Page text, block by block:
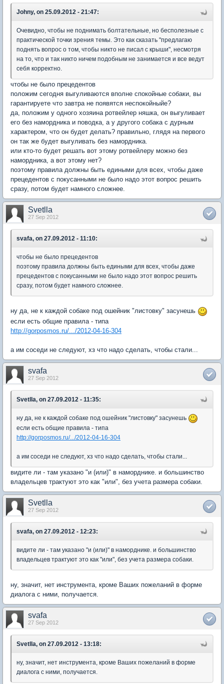
Johny, on 25.09.2012 - 21:47:
Очевидно, чтобы не поднимать болтательные, но бесполезные с
практической точки зрения темы. Это как сказать "предлагаю
поднять вопрос о том, чтобы никто не писал с крыши", несмотря
на то, что и так никто ничем подобным не занимается и все ведут
себя корректно.
чтобы не было прецедентов
положим сегодня выгуливаются вполне спокойные собаки, вы
гарантируете что завтра не появятся неспокойныйе?
да, положим у одного хозяина ротвейлер няшка, он выгуливает
его без намордника и поводка, а у другого собака с дурным
характером, что он будет делать? правильно, глядя на первого
он так же будет выгуливать без намордника.
или кто-то будет решать вот этому ротвейлеру можно без
намордника, а вот этому нет?
поэтому правила должны быть едиными для всех, чтобы даже
прецедентов с покусанными не было надо этот вопрос решить
сразу, потом будет намного сложнее.
Svetlla
27 Sep 2012
svafa, on 27.09.2012 - 11:10:
чтобы не было прецедентов
поэтому правила должны быть едиными для всех, чтобы даже
прецедентов с покусанными не было надо этот вопрос решить
сразу, потом будет намного сложнее.
ну да, не к каждой собаке под ошейник "листовку" засунешь
если есть общие правила - типа
http://gorposmos.ru/.../2012-04-16-304
а им соседи не следуют, хз что надо сделать, чтобы стали...
svafa
27 Sep 2012
Svetlla, on 27.09.2012 - 11:35:
ну да, не к каждой собаке под ошейник "листовку" засунешь
если есть общие правила - типа
http://gorposmos.ru/.../2012-04-16-304
а им соседи не следуют, хз что надо сделать, чтобы стали...
видите ли - там указано "и (или)" в наморднике. и большинство
владельцев трактуют это как "или", без учета размера собаки.
Svetlla
27 Sep 2012
svafa, on 27.09.2012 - 12:23:
видите ли - там указано "и (или)" в наморднике. и большинство
владельцев трактуют это как "или", без учета размера собаки.
ну, значит, нет инструмента, кроме Ваших пожеланий в форме
диалога с ними, получается.
svafa
27 Sep 2012
Svetlla, on 27.09.2012 - 13:18:
ну, значит, нет инструмента, кроме Ваших пожеланий в форме
диалога с ними, получается.